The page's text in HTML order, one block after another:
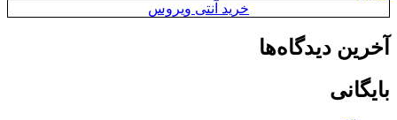
خرید آنتی ویروس
آخرین دیدگاه‌ها
بایگانی